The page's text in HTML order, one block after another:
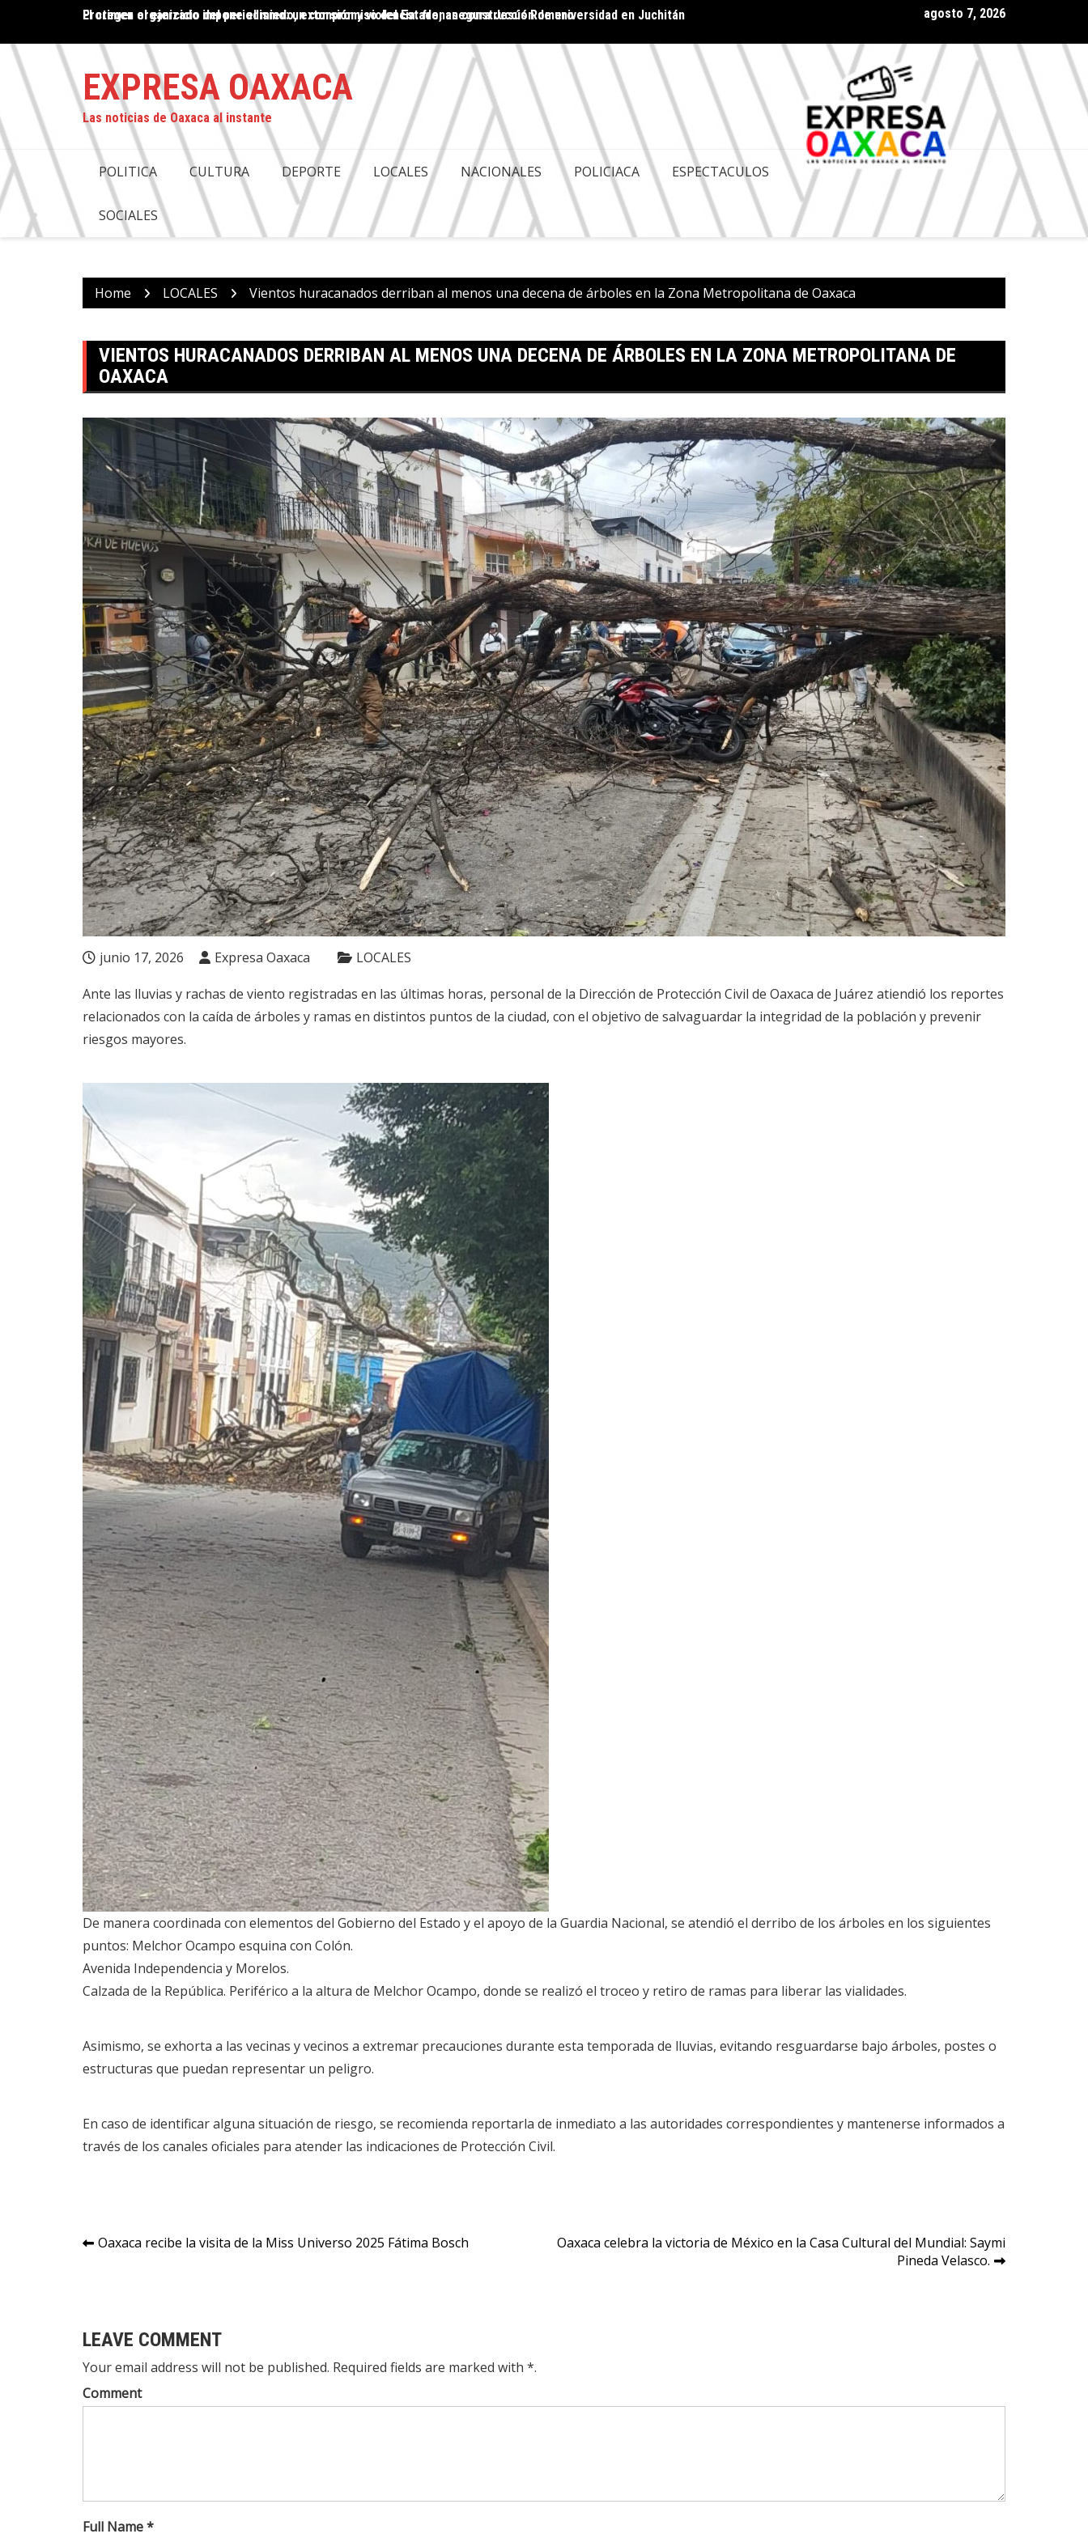
content
El crimen organizado impone el miedo, extorsión y violencia: frenan construcción de universidad en Juchitán
PROPUESTA DE DESAPARICIÓN DE PODERES EN OAXACA ES POLITIQUERÍA; HAY GOBERNABILIDAD Y
Cuenta Gobernador de Oaxaca Salomón Jara Cruz con amplia
agosto 7, 2026
EXPRESA OAXACA
Las noticias de Oaxaca al instante
POLITICA CULTURA DEPORTE LOCALES NACIONALES POLICIACA ESPECTACULOS
SOCIALES
Home LOCALES Vientos huracanados derriban al menos una decena de árboles en la Zona Metropolitana de Oaxaca
VIENTOS HURACANADOS DERRIBAN AL MENOS UNA DECENA DE ÁRBOLES EN LA ZONA METROPOLITANA DE
OAXACA
junio 17, 2026 Expresa Oaxaca LOCALES
Ante las lluvias y rachas de viento registradas en las últimas horas, personal de la Dirección de Protección Civil de Oaxaca de Juárez atiendió los reportes
relacionados con la caída de árboles y ramas en distintos puntos de la ciudad, con el objetivo de salvaguardar la integridad de la población y prevenir
riesgos mayores.
De manera coordinada con elementos del Gobierno del Estado y el apoyo de la Guardia Nacional, se atendió el derribo de los árboles en los siguientes
puntos: Melchor Ocampo esquina con Colón.
Avenida Independencia y Morelos.
Calzada de la República. Periférico a la altura de Melchor Ocampo, donde se realizó el troceo y retiro de ramas para liberar las vialidades.
Asimismo, se exhorta a las vecinas y vecinos a extremar precauciones durante esta temporada de lluvias, evitando resguardarse bajo árboles, postes o
estructuras que puedan representar un peligro.
En caso de identificar alguna situación de riesgo, se recomienda reportarla de inmediato a las autoridades correspondientes y mantenerse informados a
través de los canales oficiales para atender las indicaciones de Protección Civil.
Navegación
Oaxaca recibe la visita de la Miss Universo 2025 Fátima Bosch
Oaxaca celebra la victoria de México en la Casa Cultural del Mundial: Saymi
Pineda Velasco.
LEAVE COMMENT
Your email address will not be published. Required fields are marked with *.
Comment
Full Name *